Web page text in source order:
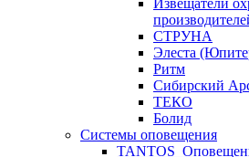
Извещатели
СТРУНА
Элеста
Ритм
Сибирский
ТЕКО
Болид
Системы оповещения